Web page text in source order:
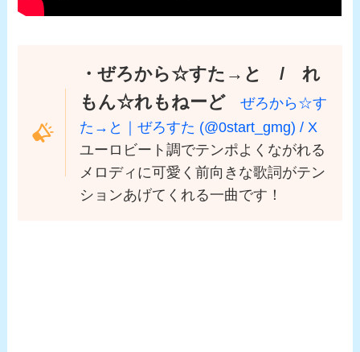
・ぜろから☆すた→と / れ
もん☆れもねーど
ぜろから☆す
た→と｜ぜろすた (@0start_gmg) / X
ユーロビート調でテンポよくながれる
メロディに可愛く前向きな歌詞がテン
ションあげてくれる一曲です！